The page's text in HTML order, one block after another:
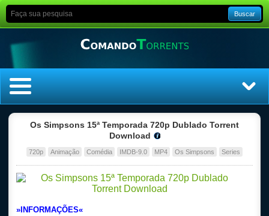
Buscar
Top Séries
Os Simpsons 15ª Temporada 720p Dublado Torrent
Download
720p Animação Comédia IMDB-9.0 MP4 Os Simpsons Series
»INFORMAÇÕES«